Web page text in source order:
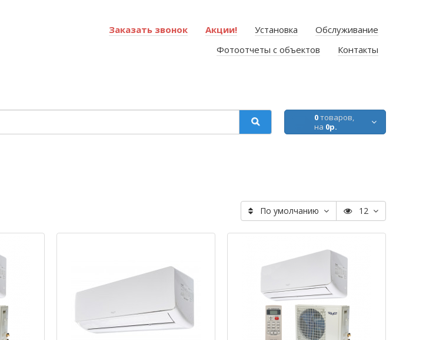
Заказать звонок Акции! Установка
Обслуживание
Фотоотчеты с объектов
Контакты
0товаров,
на 0р.
По умолчанию 12